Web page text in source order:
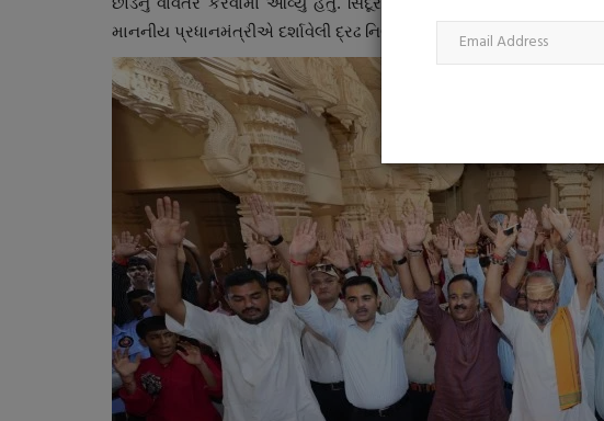
માનનીય પ્રધાનમંત્રીએ દર્શાવેલી દ્રઢ નિર્ણયશક્તિને સમર્પિત છે.